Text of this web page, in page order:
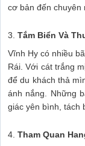
cơ bản đến chuyên
3. Tắm Biển Và
Vĩnh Hy có nhiều
Rái. Với cát trắng
để du khách thả
ánh nắng. Những
giác yên bình, tách
4. Tham Quan